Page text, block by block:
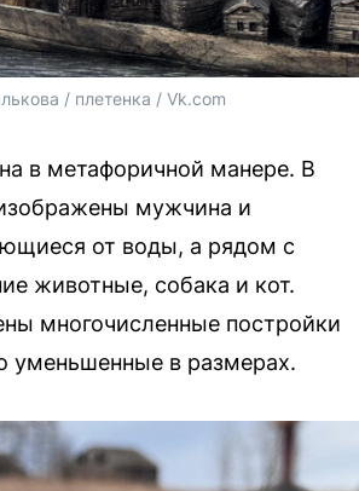
/ плетенка / Vk.com
в метафоричной манере. В
мужчина и
от воды, а рядом с
животные, собака и кот.
многочисленные постройки
уменьшенные в размерах.